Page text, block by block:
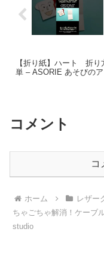
【折り紙】ハート 折
単 – ASORIE あそびの
コメント
コ
ホーム レザー
ちゃごちゃ解消！ケーブ
studio